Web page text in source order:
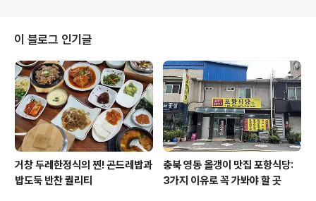
이 블로그 인기글
거창 두레한정식의 찐! 곤드레밥과
밥도둑 반찬 퀄리티
충북 영동 올갱이 맛집 포항식당:
3가지 이유로 꼭 가봐야 할 곳